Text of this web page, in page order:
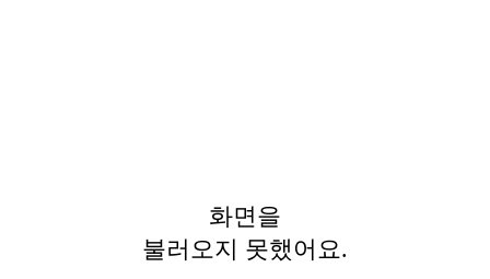
화면을
불러오지 못했어요.